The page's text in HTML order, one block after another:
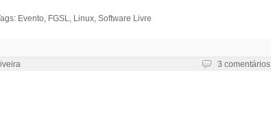
Evento, FGSL, Linux, Software Livre
3 comentários